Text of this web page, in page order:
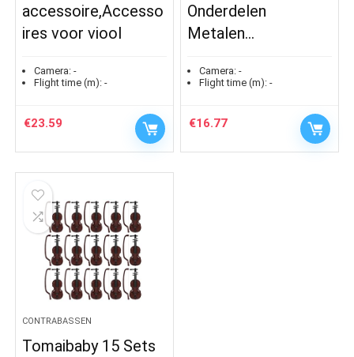
accessoire,Accesso
ires voor viool
Camera: -
Flight time (m): -
€23.59
Onderdelen
Metalen…
Camera: -
Flight time (m): -
€16.77
CONTRABASSEN
Tomaibaby 15 Sets